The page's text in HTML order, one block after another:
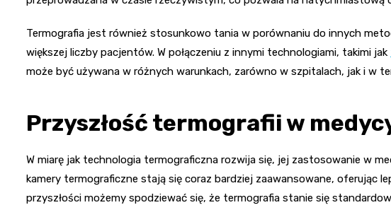
Termografia jest również stosunkowo tania w porównaniu do innych
większej liczby pacjentów. W połączeniu z innymi technologiami, takimi jak
może być używana w różnych warunkach, zarówno w szpitalach, jak i w
Przyszłość termografii w
W miarę jak technologia termograficzna rozwija się, jej zastosowanie w
kamery termograficzne stają się coraz bardziej zaawansowane, oferując
przyszłości możemy spodziewać się, że termografia stanie się